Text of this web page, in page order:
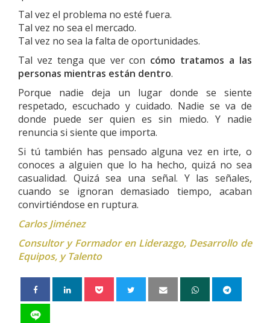
Tal vez el problema no esté fuera.
Tal vez no sea el mercado.
Tal vez no sea la falta de oportunidades.
Tal vez tenga que ver con cómo tratamos a las
personas mientras están dentro.
Porque nadie deja un lugar donde se siente
respetado, escuchado y cuidado. Nadie se va de
donde puede ser quien es sin miedo. Y nadie
renuncia si siente que importa.
Si tú también has pensado alguna vez en irte, o
conoces a alguien que lo ha hecho, quizá no sea
casualidad. Quizá sea una señal. Y las señales,
cuando se ignoran demasiado tiempo, acaban
convirtiéndose en ruptura.
Carlos Jiménez
Consultor y Formador en Liderazgo, Desarrollo de
Equipos, y Talento